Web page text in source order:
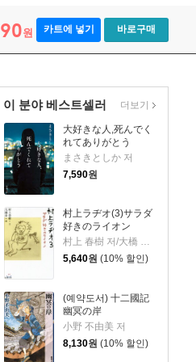
원 카트에 넣기 바로구매
이 분야 베스트셀러
大好きな人,死んでく
れてありがとう
まさきとしか 저
7,590원
村上ラヂオ(3)サラダ
好きのライオン
村上 春樹 저/大橋 步 그림
5,640원 (10% 할인)
(예약도서) 十二國記
幽冥の岸
小野 不由美 저
8,130원 (10% 할인)
더보기